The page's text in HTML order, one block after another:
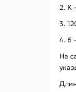
2. К
3.
4. 6
На